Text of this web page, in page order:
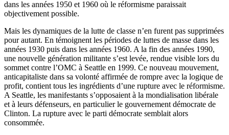
dans les années 1950 et 1960 où le réformisme paraissait
objectivement possible.
Mais les dynamiques de la lutte de classe n’en furent pas supprimées
pour autant. En témoignent les périodes de luttes de masse dans les
années 1930 puis dans les années 1960. A la fin des années 1990,
une nouvelle génération militante s’est levée, rendue visible lors du
sommet contre l’OMC à Seattle en 1999. Ce nouveau mouvement,
anticapitaliste dans sa volonté affirmée de rompre avec la logique de
profit, contient tous les ingrédients d’une rupture avec le réformisme.
A Seattle, les manifestants s’opposaient à la mondialisation libérale
et à leurs défenseurs, en particulier le gouvernement démocrate de
Clinton. La rupture avec le parti démocrate semblait alors
consommée.